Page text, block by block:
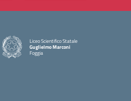
Liceo Scientifico Statale
Guglielmo Marconi
Foggia
— Visita la pagina iniziale della scuola